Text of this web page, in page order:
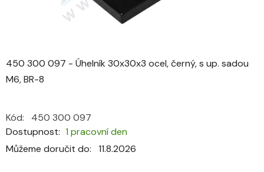
450 300 097 - Úhelník 30x30x3 ocel, černý, s up. sadou
M6, BR-8
Dostupnost
1 pracovní den
Můžeme doručit do:
11.8.2026
Kód: 450 300 097